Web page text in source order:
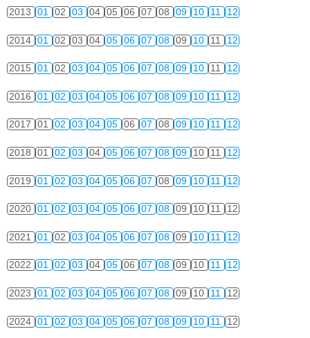
2013 01 02 03 04 05 06 07 08 09 10 11 12
2014 01 02 03 04 05 06 07 08 09 10 11 12
2015 01 02 03 04 05 06 07 08 09 10 11 12
2016 01 02 03 04 05 06 07 08 09 10 11 12
2017 01 02 03 04 05 06 07 08 09 10 11 12
2018 01 02 03 04 05 06 07 08 09 10 11 12
2019 01 02 03 04 05 06 07 08 09 10 11 12
2020 01 02 03 04 05 06 07 08 09 10 11 12
2021 01 02 03 04 05 06 07 08 09 10 11 12
2022 01 02 03 04 05 06 07 08 09 10 11 12
2023 01 02 03 04 05 06 07 08 09 10 11 12
2024 01 02 03 04 05 06 07 08 09 10 11 12